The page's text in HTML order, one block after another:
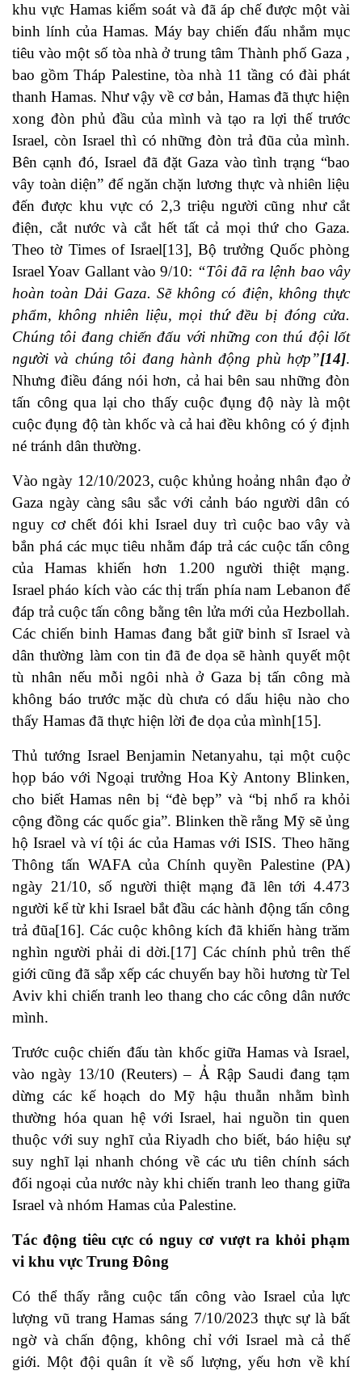
khu vực Hamas kiểm soát và đã áp chế được một vài
binh lính của Hamas. Máy bay chiến đấu nhắm mục
tiêu vào một số tòa nhà ở trung tâm Thành phố Gaza,
bao gồm Tháp Palestine, tòa nhà 11 tầng có đài phát
thanh Hamas. Như vậy về cơ bản, Hamas đã thực hiện
xong đòn phủ đầu của mình và tạo ra lợi thế trước
Israel, còn Israel thì có những đòn trả đũa của mình.
Bên cạnh đó, Israel đã đặt Gaza vào tình trạng “bao
vây toàn diện” để ngăn chặn lương thực và nhiên liệu
đến được khu vực có 2,3 triệu người cũng như cắt
điện, cắt nước và cắt hết tất cả mọi thứ cho Gaza.
Theo tờ Times of Israel[13], Bộ trưởng Quốc phòng
Israel Yoav Gallant vào 9/10: “Tôi đã ra lệnh bao vây
hoàn toàn Dải Gaza. Sẽ không có điện, không thực
phẩm, không nhiên liệu, mọi thứ đều bị đóng cửa.
Chúng tôi đang chiến đấu với những con thú đội lốt
người và chúng tôi đang hành động phù hợp”[14].
Nhưng điều đáng nói hơn, cả hai bên sau những đòn
tấn công qua lại cho thấy cuộc đụng độ này là một
cuộc đụng độ tàn khốc và cả hai đều không có ý định
né tránh dân thường.
Vào ngày 12/10/2023,cuộc khủng hoảng nhân đạo ở
Gaza ngày càng sâu sắc với cảnh báo người dân có
nguy cơ chết đói khi Israel duy trì cuộc bao vây và
bắn phá các mục tiêu nhằm đáp trả các cuộc tấn công
của Hamas khiến hơn 1.200 người thiệt mạng.
Israelpháo kích vào các thị trấn phía nam Lebanonđể
đáp trả cuộc tấn công bằng tên lửa mới của Hezbollah.
Các chiến binh Hamas đang bắt giữ binh sĩ Israel và
dân thường làm con tin đã đe dọa sẽ hành quyết một
tù nhânnếu mỗi ngôi nhà ở Gaza bị tấn công mà
không báo trước mặc dù chưa có dấu hiệu nào cho
thấy Hamas đã thực hiện lời đe dọa của mình[15].
Thủ tướng Israel Benjamin Netanyahu, tại một cuộc
họp báo với Ngoại trưởng Hoa Kỳ Antony Blinken,
cho biết Hamas nên bị “đè bẹp” và “bị nhổ ra khỏi
cộng đồng các quốc gia”. Blinken thề rằng Mỹ sẽ ủng
hộ Israel và ví tội ác của Hamas với ISIS. Theo hãng
Thông tấn WAFA của Chính quyền Palestine (PA)
ngày 21/10, số người thiệt mạng đã lên tới 4.473
người kể từ khi Israel bắt đầu các hành động tấn công
trả đũa[16]. Các cuộc không kích đã khiến hàng trăm
nghìn người phải di dời.[17] Các chính phủ trên thế
giới cũng đã sắp xếp các chuyến bay hồi hương từ Tel
Aviv khi chiến tranh leo thang cho các công dân nước
mình.
Trước cuộc chiến đấu tàn khốc giữa Hamas và Israel,
vào ngày 13/10 (Reuters) – Ả Rập Saudi đang tạm
dừng các kế hoạch do Mỹ hậu thuẫn nhằm bình
thường hóa quan hệ với Israel, hai nguồn tin quen
thuộc với suy nghĩ của Riyadh cho biết, báo hiệu sự
suy nghĩ lại nhanh chóng về các ưu tiên chính sách
đối ngoại của nước này khi chiến tranh leo thang giữa
Israel và nhóm Hamas của Palestine.
Tác động tiêu cực có nguy cơ vượt ra khỏi phạm
vi khu vực Trung Đông
Có thể thấy rằng cuộc tấn công vào Israel của lực
lượng vũ trang Hamas sáng 7/10/2023 thực sự là bất
ngờ và chấn động, không chỉ với Israel mà cả thế
giới. Một đội quân ít về số lượng, yếu hơn về khí